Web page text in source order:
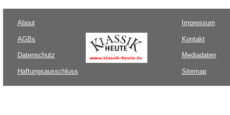
About
AGBs
Datenschutz
Haftungsausschluss
Impressum
Kontakt
Mediadaten
Sitemap